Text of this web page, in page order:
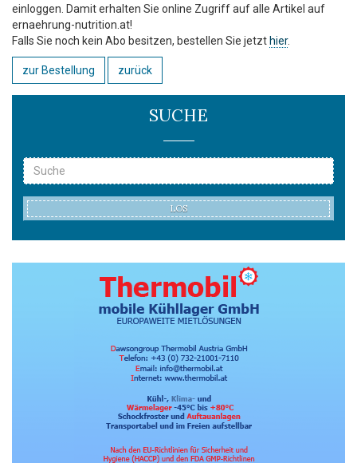
einloggen. Damit erhalten Sie online Zugriff auf alle Artikel auf
ernaehrung-nutrition.at!
Falls Sie noch kein Abo besitzen, bestellen Sie jetzt hier.
zur Bestellung zurück
SUCHE
LOS